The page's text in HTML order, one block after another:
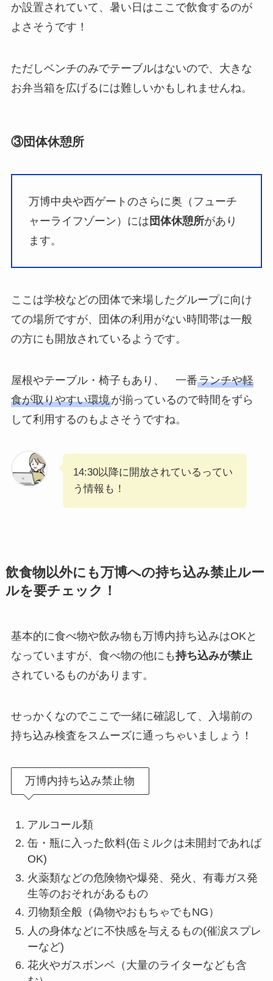
か設置されていて、暑い日はここで飲食するのが
よさそうです！
ただしベンチのみでテーブルはないので、大きな
お弁当箱を広げるには難しいかもしれませんね。
③団体休憩所
万博中央や西ゲートのさらに奥（フューチ
ャーライフゾーン）には 団体休憩所があり
ます。
ここは学校などの団体で来場したグループに向け
ての場所ですが、団体の利用がない時間帯は一般
の方にも開放されているようです。
屋根やテーブル・椅子もあり、 一番ランチや軽
食が取りやすい環境が揃っているので時間をずら
して利用するのもよさそうですね。
14:30以降に開放されているってい
う情報も！
飲食物以外にも万博への持ち込み禁止ルー
ルを要チェック！
基本的に食べ物や飲み物も万博内持ち込みはOKと
なっていますが、食べ物の他にも持ち込みが禁止
されているものがあります。
せっかくなのでここで一緒に確認して、入場前の
持ち込み検査をスムーズに通っちゃいましょう！
万博内持ち込み禁止物
アルコール類
缶・瓶に入った飲料(缶ミルクは未開封であれば
OK)
火薬類などの危険物や爆発、発火、有毒ガス発
生等のおそれがあるもの
刃物類全般（偽物やおもちゃでもNG）
人の身体などに不快感を与えるもの(催涙スプレ
ーなど)
花火やガスボンベ（大量のライターなども含